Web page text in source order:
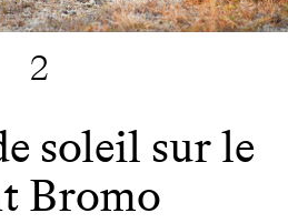
2
soleil sur le
Bromo